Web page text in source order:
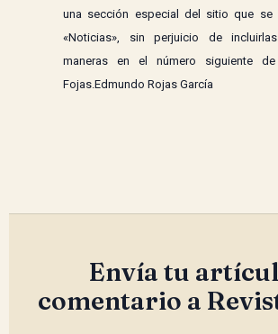
una sección especial del sitio que se
«Noticias», sin perjuicio de
maneras en el número siguiente
Fojas.Edmundo Rojas García
Envía tu
comentario a